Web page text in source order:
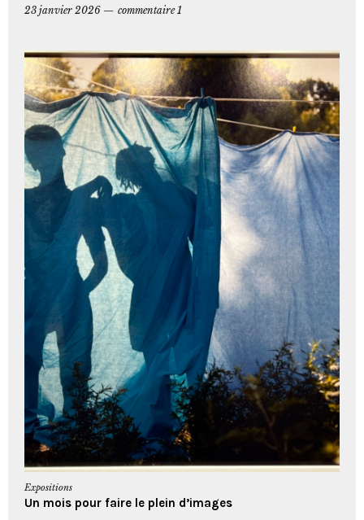
23 janvier 2026
commentaire 1
Expositions
Un mois pour faire le plein d’images